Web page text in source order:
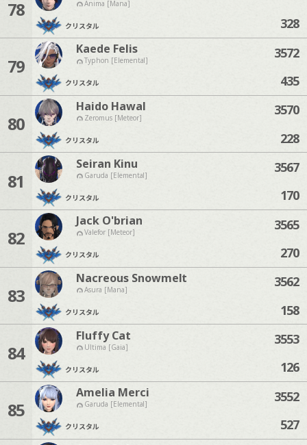
78 Anima [Mana]
クリスタル
328
79
Kaede Felis
Typhon [Elemental]
クリスタル
3572
435
80
Haido Hawal
Zeromus [Meteor]
クリスタル
3570
228
81
Seiran Kinu
Garuda [Elemental]
クリスタル
3567
170
82
Jack O'brian
Valefor [Meteor]
クリスタル
3565
270
83
Nacreous Snowmelt
Asura [Mana]
クリスタル
3562
158
84
Fluffy Cat
Ultima [Gaia]
クリスタル
3553
126
85
Amelia Merci
Garuda [Elemental]
クリスタル
3552
527